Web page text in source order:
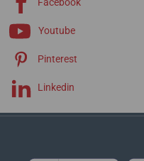
Pilot Special Models
Marine
Chronographs
Classics
Youtube
Pinterest
Linkedin